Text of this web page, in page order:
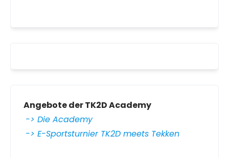
Angebote der TK2D Academy
-> Die Academy
-> E-Sportsturnier TK2D meets Tekken